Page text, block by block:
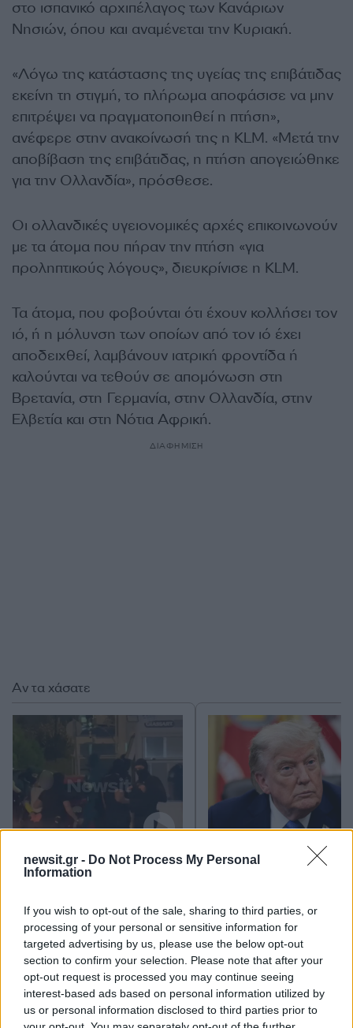
newsit.gr - Do Not Process My Personal
Information
If you wish to opt-out of the sale, sharing to third parties, or
processing of your personal or sensitive information for
targeted advertising by us, please use the below opt-out
section to confirm your selection. Please note that after your
opt-out request is processed you may continue seeing
interest-based ads based on personal information utilized by
us or personal information disclosed to third parties prior to
στο ισπανικό αρχιπέλαγος των Κανάριων
Νησιών, όπου και αναμένεται την Κυριακή.
«Λόγω της κατάστασης της υγείας της επιβάτιδας
εκείνη τη στιγμή, το πλήρωμα αποφάσισε να μην
επιτρέψει να πραγματοποιηθεί η πτήση»,
ανέφερε στην ανακοίνωσή της η KLM. «Μετά την
αποβίβαση της επιβάτιδας, η πτήση απογειώθηκε
για την Ολλανδία», πρόσθεσε.
Οι ολλανδικές υγειονομικές αρχές επικοινωνούν
με τα άτομα που πήραν την πτήση «για
προληπτικούς λόγους», διευκρίνισε η KLM.
Τα άτομα, που φοβούνται ότι έχουν κολλήσει τον
ιό, ή η μόλυνση των οποίων από τον ιό έχει
αποδειχθεί, λαμβάνουν ιατρική φροντίδα ή
καλούνται να τεθούν σε απομόνωση στη
Βρετανία, στη Γερμανία, στην Ολλανδία, στην
Ελβετία και στη Νότια Αφρική.
ΔΙΑΦΗΜΙΣΗ
Σχόλια
Αν τα χάσατε
Στη ΓΑΔΑ η 46χρονη που
κατηγορείται για
απευθείας από το
αεροδρόμιο
Τραμπ: «Ο πόλεμος με